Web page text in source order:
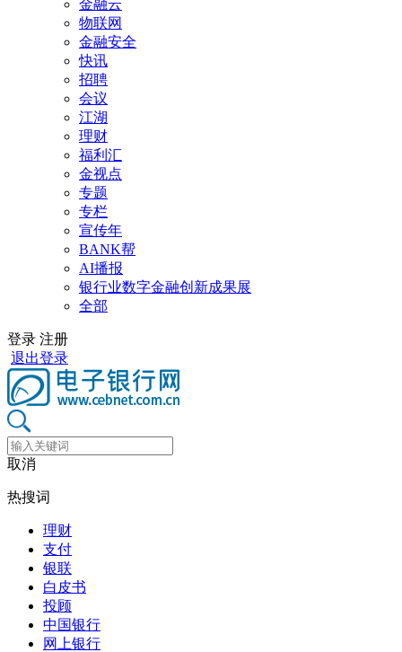
金融云
物联网
金融安全
快讯
招聘
会议
江湖
理财
福利汇
金视点
专题
专栏
宣传年
BANK帮
AI播报
银行业数字金融创新成果展
全部
登录 注册
退出登录
取消
热搜词
理财
支付
银联
白皮书
投顾
中国银行
网上银行